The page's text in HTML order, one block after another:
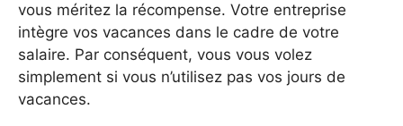
vous méritez la récompense. Votre entreprise
intègre vos vacances dans le cadre de votre
salaire. Par conséquent, vous vous volez
simplement si vous n’utilisez pas vos jours de
vacances.